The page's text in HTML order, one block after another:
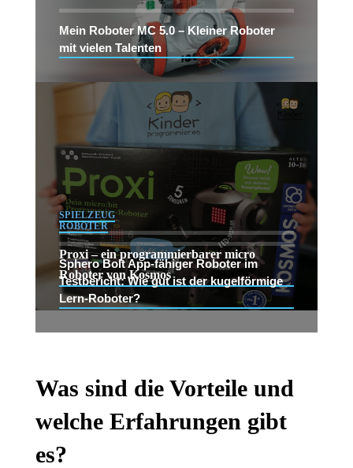
Mein Roboter MC 5.0 – Kleiner Roboter
mit vielen Talenten
SPIELZEUG
Proxi – ein programmierbarer micro
Roboter von Kosmos
ROBOTER
Sphero Bolt App-fähiger Roboter im
Testbericht: Wie gut ist der kugelförmige
Lern-Roboter?
Was sind die Vorteile und
welche Erfahrungen gibt
es?